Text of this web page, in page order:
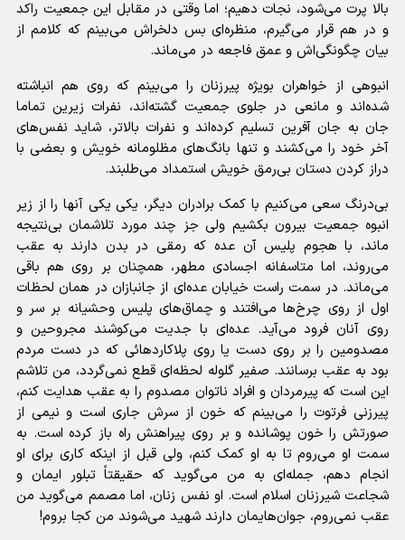
بالا پرت می‌شود، نجات دهیم؛ اما وقتی در مقابل این جمعیت راکد
و در هم قرار می‌گیرم، منظره‌ای بس دلخراش می‌بینم که کلامم از
بیان چگونگی‌اش و عمق فاجعه در می‌ماند.
انبوهی از خواهران بویژه پیرزنان را می‌بینم که روی هم انباشته
شده‌اند و مانعی در جلوی جمعیت گشته‌اند، نفرات زیرین تماما
جان به جان آفرین تسلیم کرده‌اند و نفرات بالاتر، شاید نفس‌های
آخر خود را می‌کشند و تنها بانگ‌های مظلومانه خویش و بعضی با
دراز کردن دستان بی‌رمق خویش استمداد می‌طلبند.
بی‌درنگ سعی می‌کنیم با کمک برادران دیگر، یکی یکی آنها را از زیر
انبوه جمعیت بیرون بکشیم ولی جز چند مورد تلاشمان بی‌نتیجه
ماند، با هجوم پلیس آن عده که رمقی در بدن دارند به عقب
می‌روند، اما متاسفانه اجسادی مطهر، همچنان بر روی هم باقی
می‌ماند. در سمت راست خیابان عده‌ای از جانبازان در همان لحظات
اول از روی چرخ‌ها می‌افتند و چماق‌های پلیس وحشیانه بر سر و
روی آنان فرود می‌آید. عده‌ای با جدیت می‌کوشند مجروحین و
مصدومین را بر روی دست یا روی پلاکاردهائی که در دست مردم
بود به عقب برسانند. صفیر گلوله لحظه‌ای قطع نمی‌گردد، من تلاشم
این است که پیرمردان و افراد ناتوان مصدوم را به عقب هدایت کنم،
پیرزنی فرتوت را می‌بینم که خون از سرش جاری است و نیمی از
صورتش را خون پوشانده و بر روی پیراهنش راه باز کرده است. به
سمت او می‌روم تا به او کمک کنم، ولی قبل از اینکه کاری برای او
انجام دهم، جمله‌ای به من می‌گوید که حقیقتاً تبلور ایمان و
شجاعت شیرزنان اسلام است. او نفس زنان، اما مصمم می‌گوید من
عقب نمی‌روم، جوان‌هایمان دارند شهید می‌شوند من کجا بروم!